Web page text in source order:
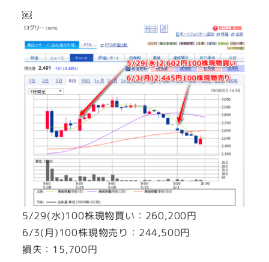
￼
5/29(水)100株現物買い：260,200円
6/3(月)100株現物売り：244,500円
損失：15,700円